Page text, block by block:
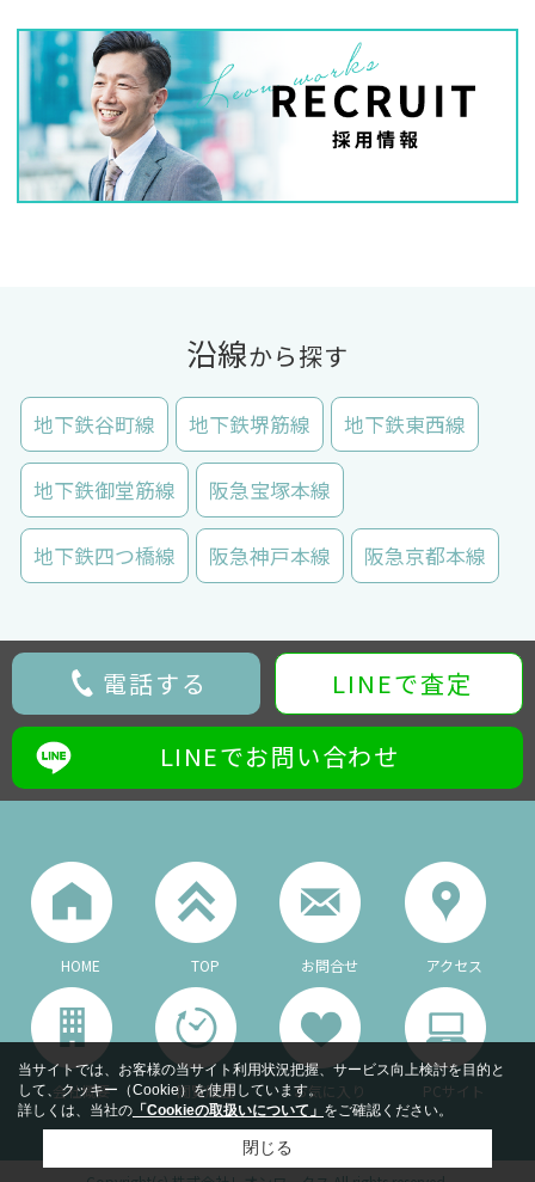
沿線から探す
地下鉄谷町線 地下鉄堺筋線 地下鉄東西線
地下鉄御堂筋線 阪急宝塚本線
地下鉄四つ橋線 阪急神戸本線 阪急京都本線
電話する LINEで査定
LINEでお問い合わせ
HOME TOP お問合せ アクセス
会社概要 閲覧履歴 お気に入り PCサイト
当サイトでは、お客様の当サイト利用状況把握、サービス向上検討を目的と
して、クッキー（Cookie）を使用しています。
詳しくは、当社の 「Cookieの取扱いについて」 をご確認ください。
閉じる